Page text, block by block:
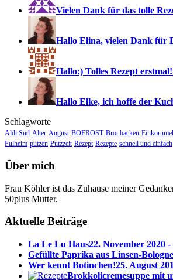
Vielen Dank für das tolle
Hallo Elina, vielen Dank für
Hallo:) Tolles Rezept
Hallo Elke, ich hoffe der
Schlagworte
Aldi Süd Alter August BOFROST Brot backen
Pulheim putzen Putzzeit Rezept Rezepte schnell und einfach
Über mich
Frau Köhler ist das Zuhause meiner
50plus Mutter.
Aktuelle Beiträge
La Le Lu Haus22. November 2020 -
Gefüllte Paprika aus Linsen-
Wer kennt Botinchen!25. August
Brokkolicremesuppe mit